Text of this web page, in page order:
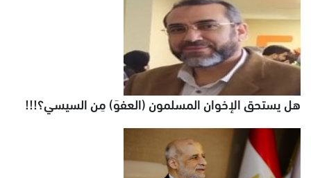
هل يستحق الإخوان المسلمون (العفوَ) مِن السيسي؟!!!